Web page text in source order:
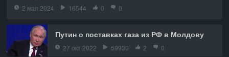
2 мая 2024 16544 0 0
Путин о поставках газа из РФ в Молдову
27 окт 2022 59930 2 0